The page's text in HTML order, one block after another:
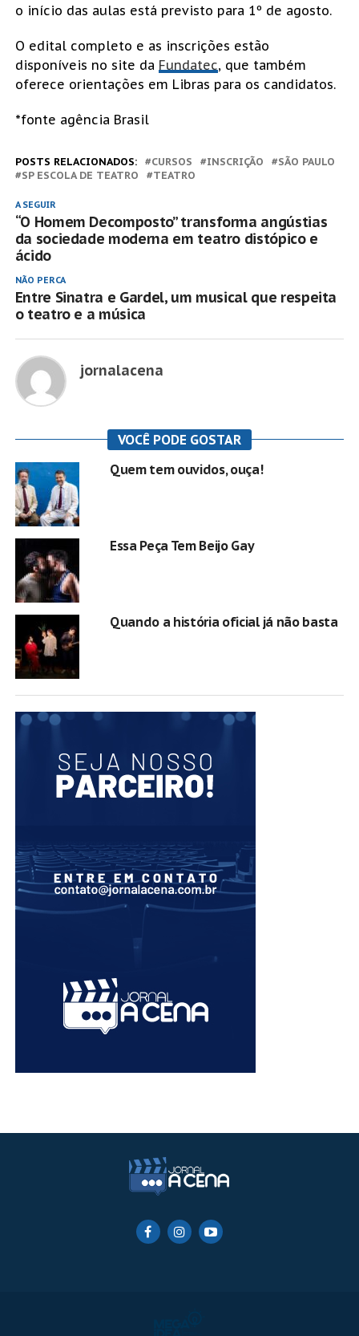
o início das aulas está previsto para 1º de agosto.
O edital completo e as inscrições estão
disponíveis no site da Fundatec, que também
oferece orientações em Libras para os candidatos.
*fonte agência Brasil
POSTS RELACIONADOS: CURSOS INSCRIÇÃO
SÃO PAULO
SP ESCOLA DE TEATRO
TEATRO
A SEGUIR
“O Homem Decomposto” transforma angústias
da sociedade moderna em teatro distópico e
ácido
NÃO PERCA
Entre Sinatra e Gardel, um musical que respeita
o teatro e a música
jornalacena
VOCÊ PODE GOSTAR
Quem tem ouvidos, ouça!
Essa Peça Tem Beijo Gay
Quando a história oficial já não basta